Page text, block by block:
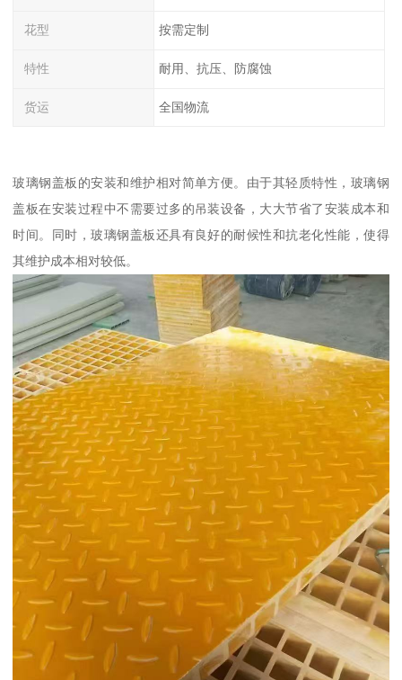
花型 按需定制
特性 耐用、抗压、防腐蚀
货运 全国物流
玻璃钢盖板的安装和维护相对简单方便。由于其轻质特性，玻璃钢
盖板在安装过程中不需要过多的吊装设备，大大节省了安装成本和
时间。同时，玻璃钢盖板还具有良好的耐候性和抗老化性能，使得
其维护成本相对较低。